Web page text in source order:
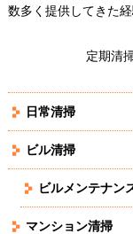
数多く提供してきた
定期清
日常清掃
ビル清掃
ビルメンテナン
マンション清掃